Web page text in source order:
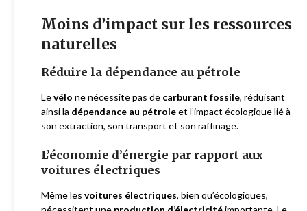
Moins d’impact sur les ressources
naturelles
Réduire la dépendance au pétrole
Levélo ne nécessite pas de carburant fossile, réduisant
ainsi la dépendance au pétroleet l’impact écologique lié à
son extraction, son transport et son raffinage.
L’économie d’énergie par rapport aux
voitures électriques
Même les voitures électriques, bien qu’écologiques,